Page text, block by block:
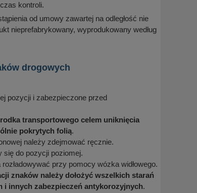
kontroli.
od umowy zawartej na odległość nie
nieprefabrykowany, wyprodukowany według
drogowych
pozycji i zabezpieczone przed
transportowego celem uniknięcia
pokrytych folią.
należy zdejmować ręcznie.
się do pozycji poziomej.
przy pomocy wózka widłowego.
znaków należy dołożyć wszelkich starań
i innych zabezpieczeń antykorozyjnych.